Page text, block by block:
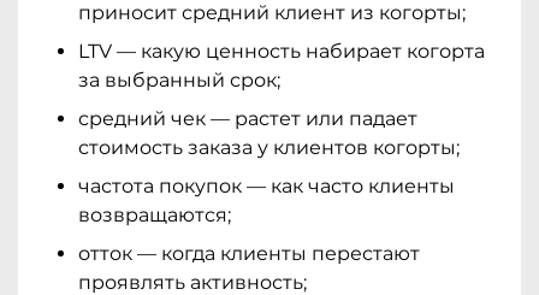
приносит средний клиент из когорты;
LTV — какую ценность набирает когорта
за выбранный срок;
средний чек — растет или падает
стоимость заказа у клиентов когорты;
частота покупок — как часто клиенты
возвращаются;
отток — когда клиенты перестают
проявлять активность;